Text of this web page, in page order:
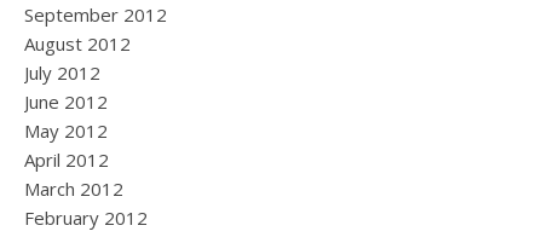
September 2012
August 2012
July 2012
June 2012
May 2012
April 2012
March 2012
February 2012